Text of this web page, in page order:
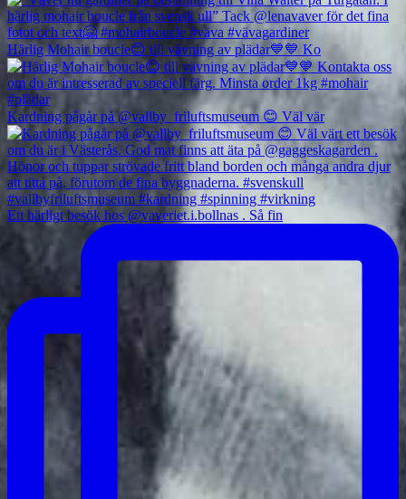
Härlig Mohair boucle😊 till vävning av plädar💙💙 Ko
Kardning pågår på @vallby_friluftsmuseum 😊 Väl vär
Ett härligt besök hos @vaveriet.i.bollnas . Så fin